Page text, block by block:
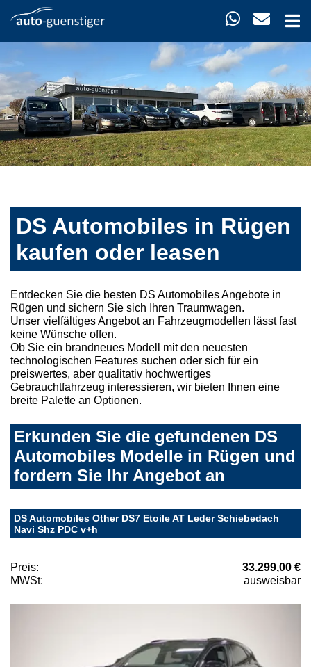
DS Automobiles in Rügen
kaufen oder leasen
Entdecken Sie die besten DS Automobiles Angebote in
Rügen und sichern Sie sich Ihren Traumwagen.
Unser vielfältiges Angebot an Fahrzeugmodellen lässt fast
keine Wünsche offen.
Ob Sie ein brandneues Modell mit den neuesten
technologischen Features suchen oder sich für ein
preiswertes, aber qualitativ hochwertiges
Gebrauchtfahrzeug interessieren, wir bieten Ihnen eine
breite Palette an Optionen.
Erkunden Sie die gefundenen DS
Automobiles Modelle in Rügen und
fordern Sie Ihr Angebot an
DS Automobiles Other DS7 Etoile AT Leder Schiebedach
Navi Shz PDC v+h
Preis:
33.299,00 €
MWSt:
ausweisbar